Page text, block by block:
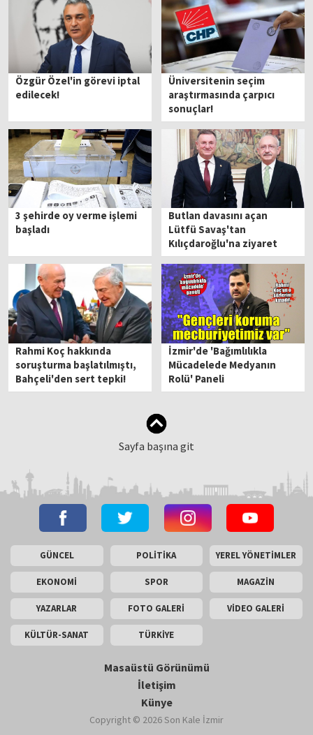
Özgür Özel'in görevi iptal
edilecek!
Üniversitenin seçim
araştırmasında çarpıcı
sonuçlar!
3 şehirde oy verme işlemi
başladı
Butlan davasını açan
Lütfü Savaş'tan
Kılıçdaroğlu'na ziyaret
Rahmi Koç hakkında
soruşturma başlatılmıştı,
Bahçeli'den sert tepki!
İzmir'de 'Bağımlılıkla
Mücadelede Medyanın
Rolü' Paneli
Sayfa başına git
GÜNCEL POLİTİKA YEREL YÖNETİMLER
EKONOMİ SPOR MAGAZİN
YAZARLAR FOTO GALERİ VİDEO GALERİ
KÜLTÜR-SANAT TÜRKİYE
Masaüstü Görünümü
İletişim
Künye
Copyright © 2026 Son Kale İzmir